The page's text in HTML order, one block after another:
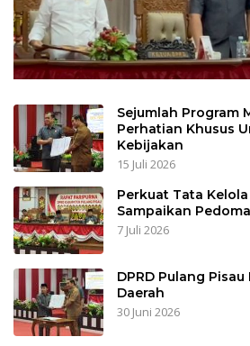
Sejumlah Program
Perhatian Khusus
Kebijakan
15 Juli 2026
Perkuat Tata
Sampaikan
7 Juli 2026
DPRD Pulang
Daerah
30 Juni 2026